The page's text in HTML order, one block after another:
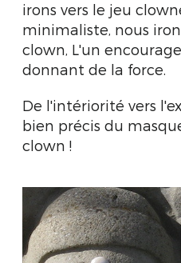
irons vers le jeu
minimaliste, nous
clown, L'un
donnant de la force.
De l'intériorité vers
bien précis du
clown !